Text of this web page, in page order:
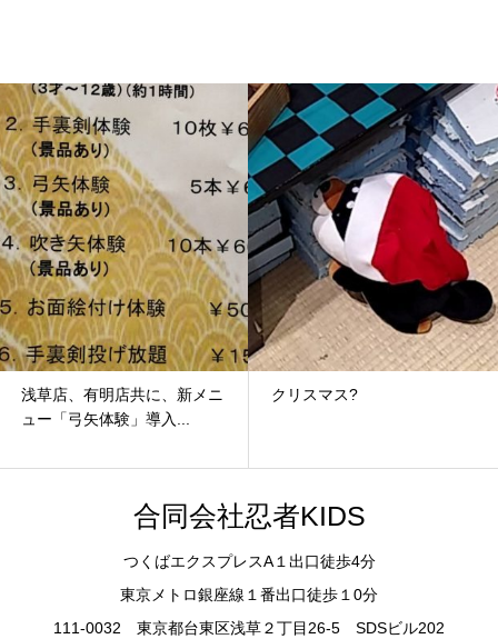
クリスマス? スーパーお父ちゃん！
合同会社忍者KIDS
つくばエクスプレスA１出口徒歩4分
東京メトロ銀座線１番出口徒歩１0分
111-0032 東京都台東区浅草２丁目26-5 SDSビル202